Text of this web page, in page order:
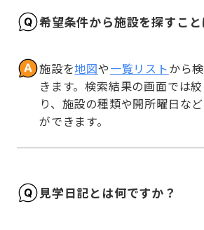
希望条件から施設を探すこ
施設を地図や一覧リストから
きます。検索結果の画面では
り、施設の種類や開所曜日な
ができます。
見学日記とは何ですか？